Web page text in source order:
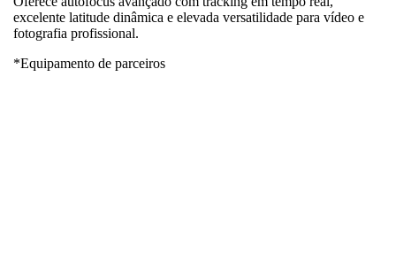
excelente latitude dinâmica e elevada versatilidade para vídeo e
fotografia profissional.
*Equipamento de parceiros